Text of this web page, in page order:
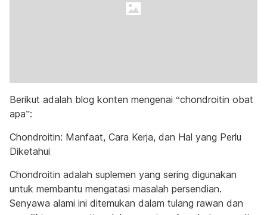
Berikut adalah blog konten mengenai “chondroitin obat
apa”:
Chondroitin: Manfaat, Cara Kerja, dan Hal yang Perlu
Diketahui
Chondroitin adalah suplemen yang sering digunakan
untuk membantu mengatasi masalah persendian.
Senyawa alami ini ditemukan dalam tulang rawan dan